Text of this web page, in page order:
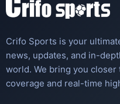
Crifo Sports is your
news, updates, and in-
world. We bring you
coverage and real-time